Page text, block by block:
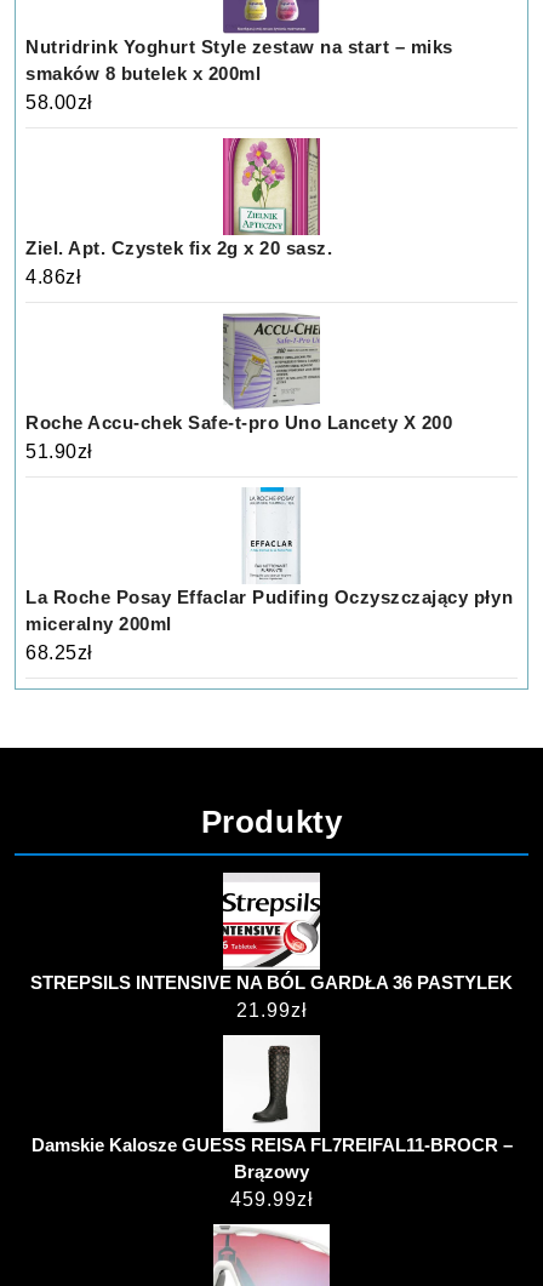
Nutridrink Yoghurt Style zestaw na start – miks
smaków 8 butelek x 200ml
58.00zł
Ziel. Apt. Czystek fix 2g x 20 sasz.
4.86zł
Roche Accu-chek Safe-t-pro Uno Lancety X 200
51.90zł
La Roche Posay Effaclar Pudifing Oczyszczający płyn
miceralny 200ml
68.25zł
Produkty
STREPSILS INTENSIVE NA BÓL GARDŁA 36 PASTYLEK
21.99zł
Damskie Kalosze GUESS REISA FL7REIFAL11-BROCR –
Brązowy
459.99zł